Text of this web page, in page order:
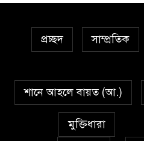
প্রচ্ছদ সাম্প্রতিক
শানে আহলে বায়ত (আ.)
মুক্তিধারা